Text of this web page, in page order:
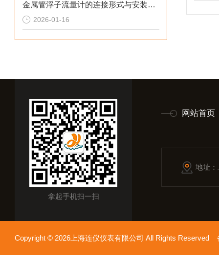
金属管浮子流量计的连接形式与安装尺寸解析
2026-01-16
拿起手机扫一扫
网站首页
地址
Copyright © 2026上海连仪仪表有限公司 All Rights Reserved